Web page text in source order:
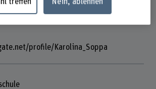
karolina-soppa
profile/Karolina_Soppa